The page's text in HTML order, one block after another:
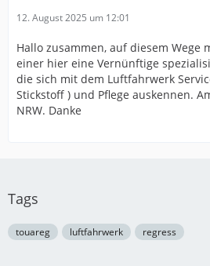
12. August 2025 um 12:01
Hallo zusammen, auf diesem Wege
einer hier eine Vernünftige
die sich mit dem Luftfahrwerk
Stickstoff ) und Pflege auskennen.
NRW. Danke
Tags
touareg luftfahrwerk regress